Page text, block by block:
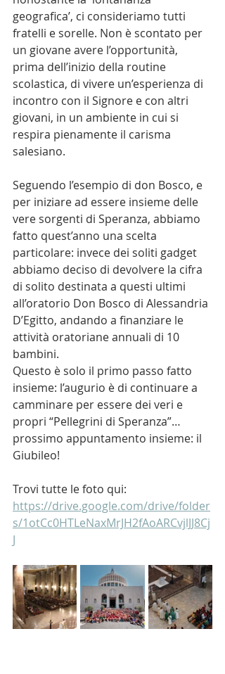
geografica’, ci consideriamo tutti
fratelli e sorelle. Non è scontato per
un giovane avere l’opportunità,
prima dell’inizio della routine
scolastica, di vivere un’esperienza di
incontro con il Signore e con altri
giovani, in un ambiente in cui si
respira pienamente il carisma
salesiano.
Seguendo l’esempio di don Bosco, e
per iniziare ad essere insieme delle
vere sorgenti di Speranza, abbiamo
fatto quest’anno una scelta
particolare: invece dei soliti gadget
abbiamo deciso di devolvere la cifra
di solito destinata a questi ultimi
all’oratorio Don Bosco di Alessandria
D’Egitto, andando a finanziare le
attività oratoriane annuali di 10
bambini.
Questo è solo il primo passo fatto
insieme: l’augurio è di continuare a
camminare per essere dei veri e
propri “Pellegrini di Speranza”…
prossimo appuntamento insieme: il
Giubileo!
Trovi tutte le foto qui:
https://drive.google.com/drive/folder
s/1otCc0HTLeNaxMrJH2fAoARCvjlJJ8Cj
J